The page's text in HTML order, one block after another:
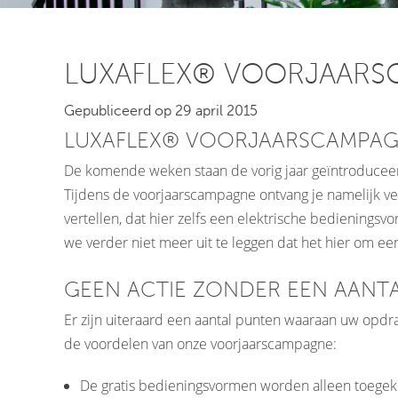
LUXAFLEX®
Gepubliceerd op 29 april 2015
LUXAFLEX®
De komende weken staan de vorig jaar
Tijdens de voorjaarscampagne ontvang je namelijk
vertellen, dat hier zelfs een elektrische
we verder niet meer uit te leggen dat het hier om
GEEN ACTIE ZONDER EEN
Er zijn uiteraard een aantal punten waaraan uw
de voordelen van onze voorjaarscampagne:
De gratis bedieningsvormen worden alleen